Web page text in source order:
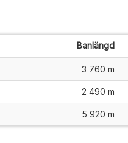
Banlängd
3 760 m
2 490 m
5 920 m